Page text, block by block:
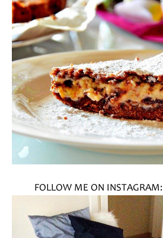
FOLLOW ME ON INSTAGRAM: